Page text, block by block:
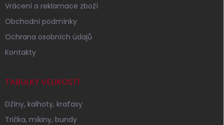
Vrácení a reklamace zboží
Obchodní podmínky
Ochrana osobních údajů
Kontakty
TABULKY VELIKOSTÍ
Džíny, kalhoty, kraťasy
Trička, mikiny, bundy